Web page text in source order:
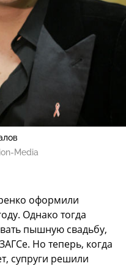
Media
оформили
Однако тогда
пышную свадьбу,
Но теперь, когда
супруги решили